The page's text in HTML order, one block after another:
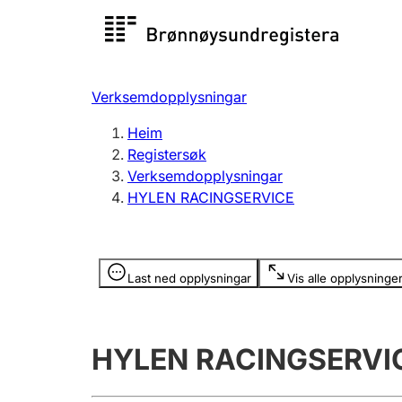
Registersøk
Registrere, endre, slette
Verksemdopplysningar
Heim
Registersøk
Verksemdopplysningar
HYLEN RACINGSERVICE
Last ned opplysningar Vis alle opplysninger
Opplysninger er skjult
HYLEN